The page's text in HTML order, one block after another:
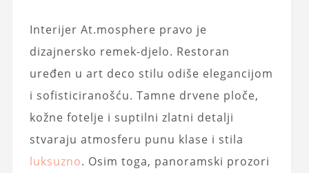
Interijer At.mosphere pravo je
dizajnersko remek-djelo. Restoran
uređen u art deco stilu odiše elegancijom
i sofisticiranošću. Tamne drvene ploče,
kožne fotelje i suptilni zlatni detalji
stvaraju atmosferu punu klase i stila
luksuzno. Osim toga, panoramski prozori